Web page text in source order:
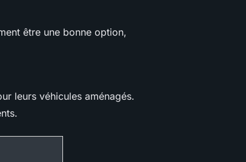
être une bonne option,
leurs véhicules aménagés.